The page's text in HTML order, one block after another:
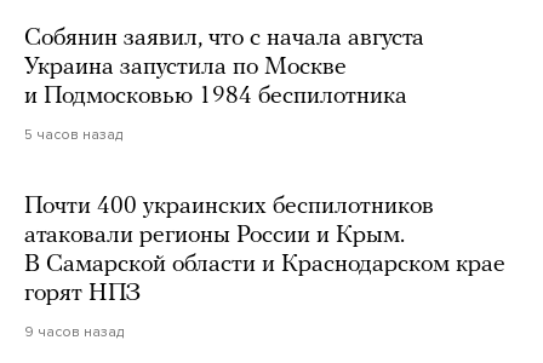
Собянин заявил, что с начала августа
Украина запустила по Москве
и Подмосковью 1984 беспилотника
5 часов назад
Почти 400 украинских беспилотников
атаковали регионы России и Крым.
В Самарской области и Краснодарском крае
горят НПЗ
9 часов назад